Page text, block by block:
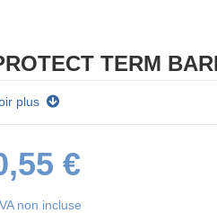
TERM
plus
€
non incluse